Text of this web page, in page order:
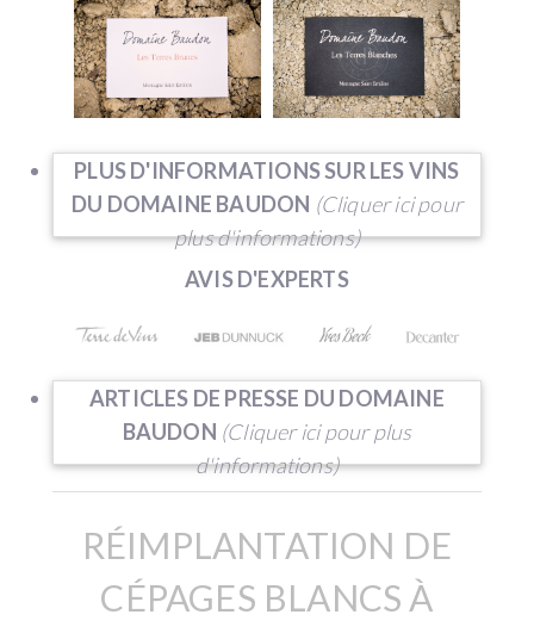
PLUS D'INFORMATIONS SUR LES VINS
DU DOMAINE BAUDON (Cliquer ici pour
plus d'informations)
AVIS D'EXPERTS
ARTICLES DE PRESSE DU DOMAINE
BAUDON (Cliquer ici pour plus
d'informations)
RÉIMPLANTATION DE
CÉPAGES BLANCS À